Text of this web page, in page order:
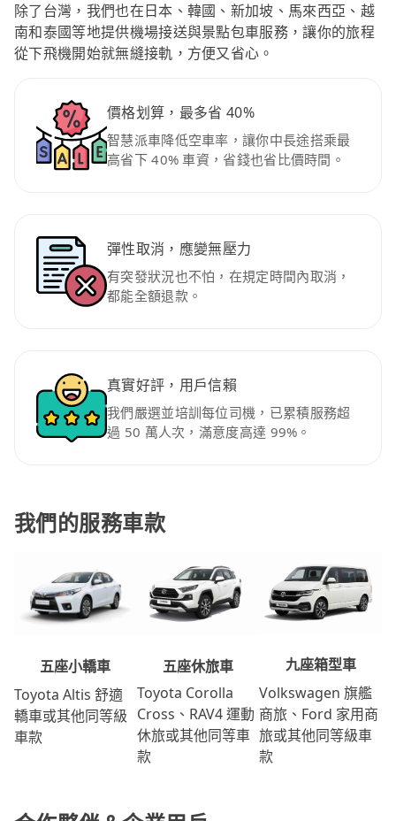
除了台灣，我們也在日本、韓國、新加坡、馬來西亞、越
南和泰國等地提供機場接送與景點包車服務，讓你的旅程
從下飛機開始就無縫接軌，方便又省心。
價格划算，最多省 40%
智慧派車降低空車率，讓你中長途搭乘最
高省下 40% 車資，省錢也省比價時間。
彈性取消，應變無壓力
有突發狀況也不怕，在規定時間內取消，
都能全額退款。
真實好評，用戶信賴
我們嚴選並培訓每位司機，已累積服務超
過 50 萬人次，滿意度高達 99%。
我們的服務車款
五座小轎車
Toyota Altis 舒適
轎車或其他同等級
車款
五座休旅車
Toyota Corolla
Cross、RAV4 運動
休旅或其他同等車
款
九座箱型車
Volkswagen 旗艦
商旅、Ford 家用商
旅或其他同等級車
款